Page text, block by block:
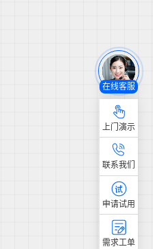
在线客服
上门演示
联系我们
申请试用
需求工单